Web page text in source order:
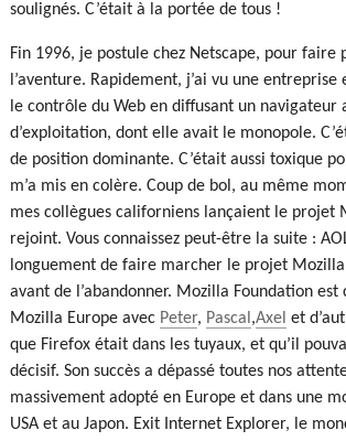
soulignés. C’était à la portée de tous !
Fin 1996, je postule chez Netscape, pour faire
l’aventure. Rapidement, j’ai vu une entreprise
le contrôle du Web en diffusant un navigateur
d’exploitation, dont elle avait le monopole.
de position dominante. C’était aussi toxique
m’a mis en colère. Coup de bol, au même
mes collègues californiens lançaient le projet
rejoint. Vous connaissez peut-être la suite :
longuement de faire marcher le projet Mozilla
avant de l’abandonner. Mozilla Foundation
Mozilla Europe avec Peter, Pascal ,Axel et
que Firefox était dans les tuyaux, et qu’il
décisif. Son succès a dépassé toutes nos
massivement adopté en Europe et dans une
USA et au Japon. Exit Internet Explorer, le